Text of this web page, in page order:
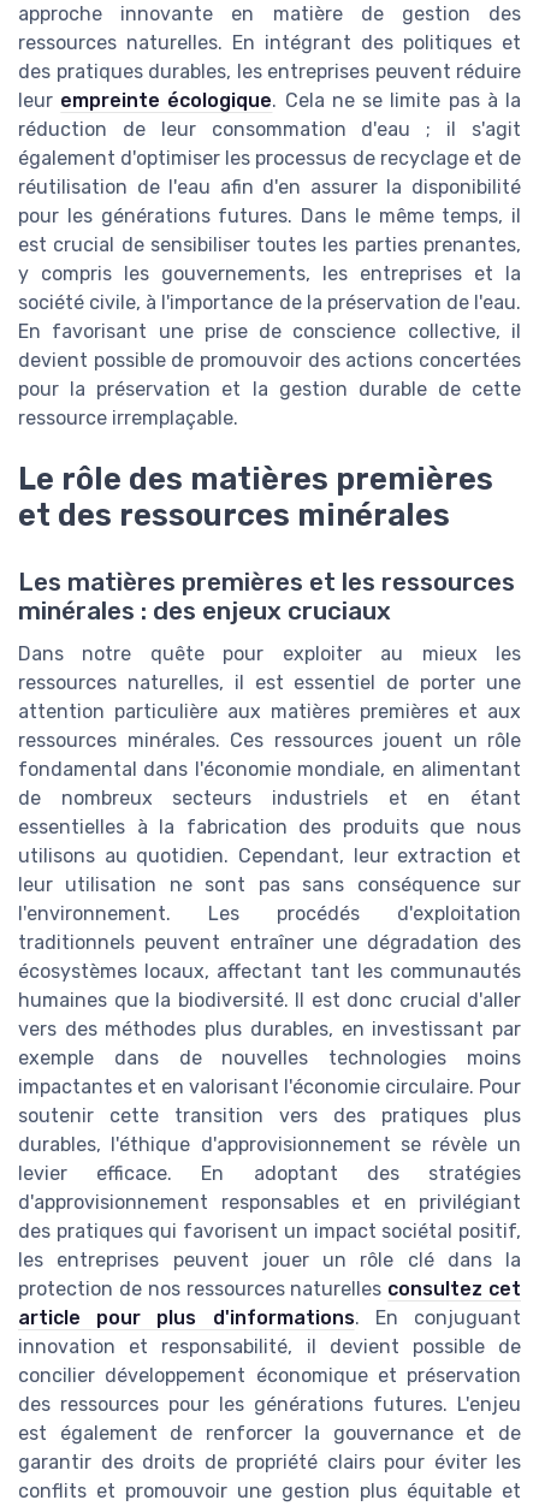
approche innovante en matière de gestion des
ressources naturelles. En intégrant des politiques et
des pratiques durables, les entreprises peuvent réduire
leur empreinte écologique. Cela ne se limite pas à la
réduction de leur consommation d'eau ; il s'agit
également d'optimiser les processus de recyclage et de
réutilisation de l'eau afin d'en assurer la disponibilité
pour les générations futures. Dans le même temps, il
est crucial de sensibiliser toutes les parties prenantes,
y compris les gouvernements, les entreprises et la
société civile, à l'importance de la préservation de l'eau.
En favorisant une prise de conscience collective, il
devient possible de promouvoir des actions concertées
pour la préservation et la gestion durable de cette
ressource irremplaçable.
Le rôle des matières premières
et des ressources minérales
Les matières premières et les ressources
minérales : des enjeux cruciaux
Dans notre quête pour exploiter au mieux les
ressources naturelles, il est essentiel de porter une
attention particulière aux matières premières et aux
ressources minérales. Ces ressources jouent un rôle
fondamental dans l'économie mondiale, en alimentant
de nombreux secteurs industriels et en étant
essentielles à la fabrication des produits que nous
utilisons au quotidien. Cependant, leur extraction et
leur utilisation ne sont pas sans conséquence sur
l'environnement. Les procédés d'exploitation
traditionnels peuvent entraîner une dégradation des
écosystèmes locaux, affectant tant les communautés
humaines que la biodiversité. Il est donc crucial d'aller
vers des méthodes plus durables, en investissant par
exemple dans de nouvelles technologies moins
impactantes et en valorisant l'économie circulaire. Pour
soutenir cette transition vers des pratiques plus
durables, l'éthique d'approvisionnement se révèle un
levier efficace. En adoptant des stratégies
d'approvisionnement responsables et en privilégiant
des pratiques qui favorisent un impact sociétal positif,
les entreprises peuvent jouer un rôle clé dans la
protection de nos ressources naturelles consultez cet
article pour plus d'informations. En conjuguant
innovation et responsabilité, il devient possible de
concilier développement économique et préservation
des ressources pour les générations futures. L'enjeu
est également de renforcer la gouvernance et de
garantir des droits de propriété clairs pour éviter les
conflits et promouvoir une gestion plus équitable et